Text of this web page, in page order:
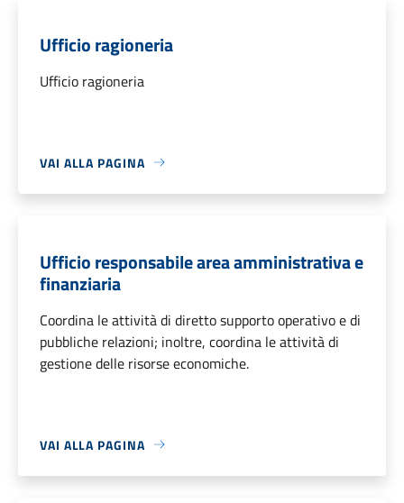
Ufficio ragioneria
Ufficio ragioneria
VAI ALLA PAGINA
Ufficio responsabile area amministrativa e
finanziaria
Coordina le attività di diretto supporto operativo e di
pubbliche relazioni; inoltre, coordina le attività di
gestione delle risorse economiche.
VAI ALLA PAGINA